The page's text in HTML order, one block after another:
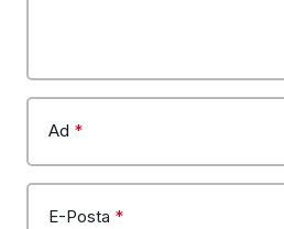
Ad *
E-Posta *